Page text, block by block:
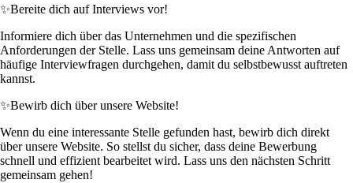
✨Bereite dich auf Interviews vor!
Informiere dich über das Unternehmen und die spezifischen
Anforderungen der Stelle. Lass uns gemeinsam deine Antworten auf
häufige Interviewfragen durchgehen, damit du selbstbewusst auftreten
kannst.
✨Bewirb dich über unsere Website!
Wenn du eine interessante Stelle gefunden hast, bewirb dich direkt
über unsere Website. So stellst du sicher, dass deine Bewerbung
schnell und effizient bearbeitet wird. Lass uns den nächsten Schritt
gemeinsam gehen!